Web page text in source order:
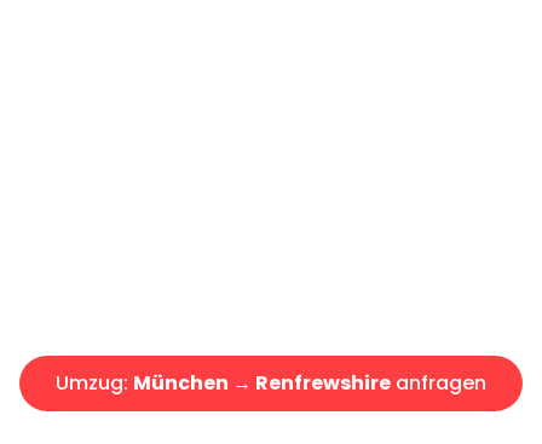
Umzug: München → Renfrewshire anfragen